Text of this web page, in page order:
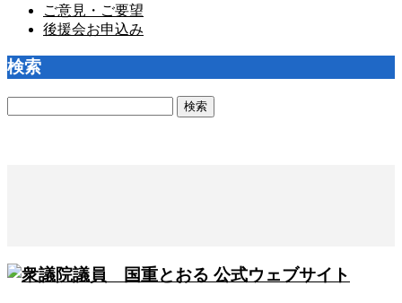
ご意見・ご要望
後援会お申込み
検索